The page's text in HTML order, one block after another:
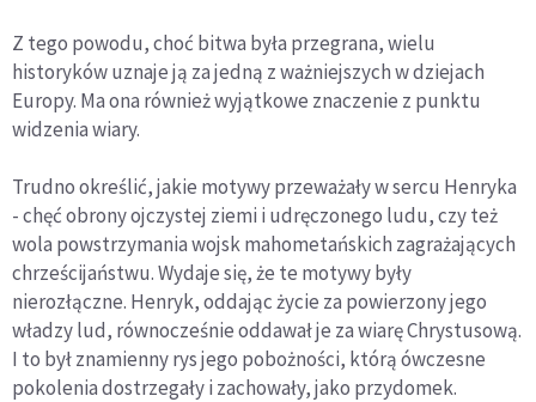
Z tego powodu, choć bitwa była przegrana, wielu
historyków uznaje ją za jedną z ważniejszych w dziejach
Europy. Ma ona również wyjątkowe znaczenie z punktu
widzenia wiary.
Trudno określić, jakie motywy przeważały w sercu Henryka
- chęć obrony ojczystej ziemi i udręczonego ludu, czy też
wola powstrzymania wojsk mahometańskich zagrażających
chrześcijaństwu. Wydaje się, że te motywy były
nierozłączne. Henryk, oddając życie za powierzony jego
władzy lud, równocześnie oddawał je za wiarę Chrystusową.
I to był znamienny rys jego pobożności, którą ówczesne
pokolenia dostrzegały i zachowały, jako przydomek.